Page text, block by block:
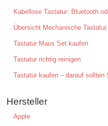
Kabellose Tastatur: Bluetooth
Übersicht Mechanische
Tastatur Maus Set kaufen
Tastatur richtig reinigen
Tastatur kaufen – darauf sollten
Hersteller
Apple